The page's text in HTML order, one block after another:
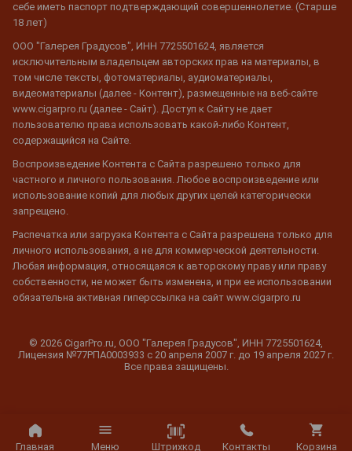
Главная Меню Штрихкод Контакты Корзина
себе иметь паспорт подтверждающий совершеннолетие. (Старше
18 лет)
ООО "Галерея Градусов", ИНН 7725501624, является
исключительным владельцем авторских прав на материалы, в
том числе тексты, фотоматериалы, аудиоматериалы,
видеоматериалы (далее - Контент), размещенные на веб-сайте
www.cigarpro.ru (далее - Сайт). Доступ к Сайту не дает
пользователю права использовать какой-либо Контент,
содержащийся на Сайте.
Воспроизведение Контента с Сайта разрешено только для
частного и личного пользования. Любое воспроизведение или
использование копий для любых других целей категорически
запрещено.
Распечатка или загрузка Контента с Сайта разрешена только для
личного использования, а не для коммерческой деятельности.
Любая информация, относящаяся к авторскому праву или праву
собственности, не может быть изменена, и при ее использовании
обязательна активная гиперссылка на сайт www.cigarpro.ru
© 2026 CigarPro.ru, ООО "Галерея Градусов", ИНН 7725501624,
Лицензия №77РПА0003933 c 20 апреля 2007 г. до 19 апреля 2027 г.
Все права защищены.